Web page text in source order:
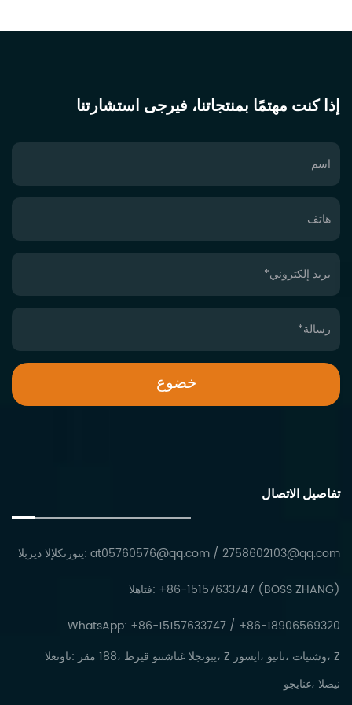
إذا كنت مهتمًا بمنتجاتنا، فيرجى استشارتنا
تفاصيل الاتصال
البريد الإلكتروني: at05760576@qq.com / 2758602103@qq.com
الهاتف: +86-15157633747 (BOSS ZHANG)
WhatsApp: +86-15157633747 / +86-18906569320
العنوان: رقم 188، طريق ونتشانغ الجنوبي، Z روسيا، وينان، تايتشو، Z
وجيانغ، الصين